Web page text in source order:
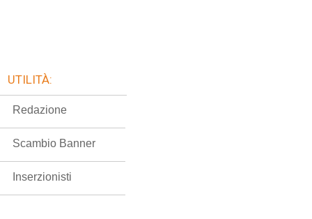
UTILITÀ:
Redazione
Scambio Banner
Inserzionisti